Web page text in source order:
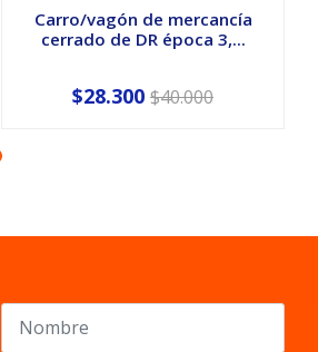
Carro/vagón de mercancía
cerrado de DR época 3,...
$28.300 $40.000